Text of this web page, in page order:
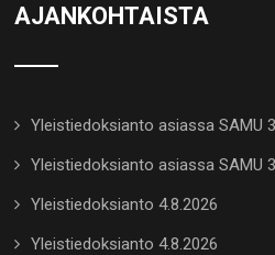
AJANKOHTAISTA
Yleistiedoksianto asiassa SAMU
Yleistiedoksianto asiassa SAMU
Yleistiedoksianto 4.8.2026
Yleistiedoksianto 4.8.2026